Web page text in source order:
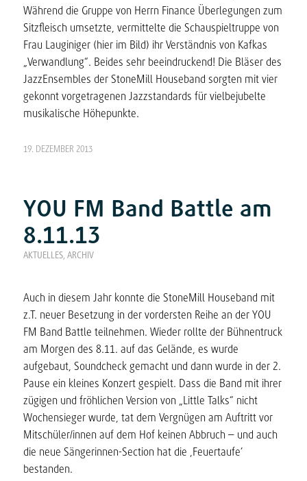
Während die Gruppe von Herrn Finance Überlegungen zum
Sitzfleisch umsetzte, vermittelte die Schauspieltruppe von
Frau Lauginiger (hier im Bild) ihr Verständnis von Kafkas
„Verwandlung“. Beides sehr beeindruckend! Die Bläser des
JazzEnsembles der StoneMill Houseband sorgten mit vier
gekonnt vorgetragenen Jazzstandards für vielbejubelte
musikalische Höhepunkte.
19. DEZEMBER 2013
YOU FM Band Battle am
8.11.13
AKTUELLES, ARCHIV
Auch in diesem Jahr konnte die StoneMill Houseband mit
z.T. neuer Besetzung in der vordersten Reihe an der YOU
FM Band Battle teilnehmen. Wieder rollte der Bühnentruck
am Morgen des 8.11. auf das Gelände, es wurde
aufgebaut, Soundcheck gemacht und dann wurde in der 2.
Pause ein kleines Konzert gespielt. Dass die Band mit ihrer
zügigen und fröhlichen Version von „Little Talks“ nicht
Wochensieger wurde, tat dem Vergnügen am Auftritt vor
Mitschüler/innen auf dem Hof keinen Abbruch – und auch
die neue Sängerinnen-Section hat die ‚Feuertaufe’
bestanden.